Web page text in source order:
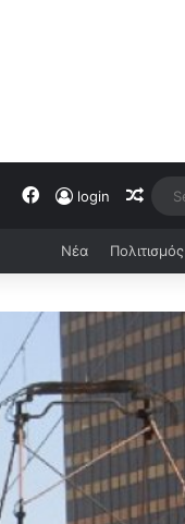
login
Νέα Πολιτισμός